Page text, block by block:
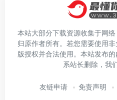
本站大部分下载资源收集于网
归原作者所有。若您需要使用
版授权并合法使用。本站发布
系站长删除，我
友链申请 免责声明